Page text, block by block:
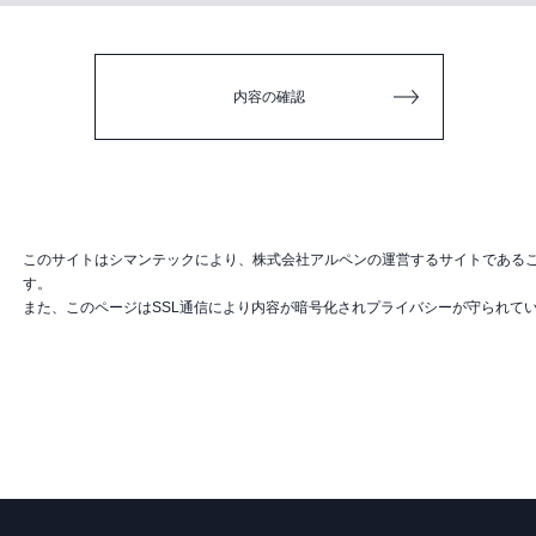
内容の確認
このサイトはシマンテックにより、株式会社アルペンの運営するサイトである
す。
また、このページはSSL通信により内容が暗号化されプライバシーが守られてい